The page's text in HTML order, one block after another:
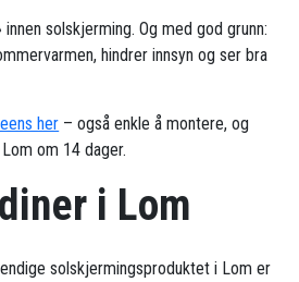
solskjerming. Og med god grunn:
hindrer innsyn og ser bra
her – også enkle å montere, og
om 14 dager.
i Lom
solskjermingsproduktet i Lom er